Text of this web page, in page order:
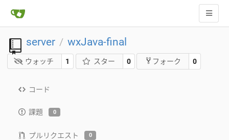
server / wxJava-final
ウォッチ 1 スター 0 フォーク 0
コード
課題 0
プルリクエスト 0